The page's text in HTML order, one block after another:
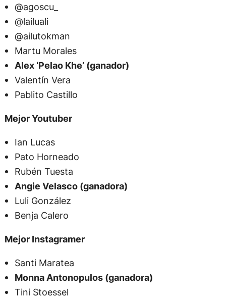
@agoscu_
@lailuali
@ailutokman
Martu Morales
Alex ‘Pelao Khe’ (ganador)
Valentín Vera
Pablito Castillo
Mejor Youtuber
Ian Lucas
Pato Horneado
Rubén Tuesta
Angie Velasco (ganadora)
Luli González
Benja Calero
Mejor Instagramer
Santi Maratea
Monna Antonopulos (ganadora)
Tini Stoessel